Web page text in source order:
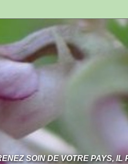
SOIN DE VOTRE PAYS, IL